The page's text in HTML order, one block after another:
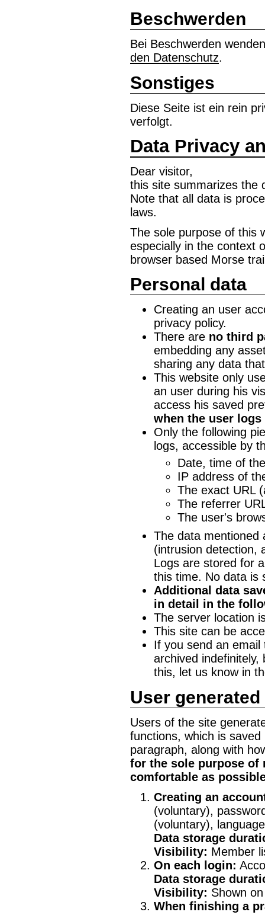
Beschwerden
Bei Beschwerden
den Datenschutz.
Sonstiges
Diese Seite ist ein rein
verfolgt.
Data Privacy
Dear visitor,
this site summarizes the
Note that all data is
laws.
The sole purpose of this
especially in the context
browser based Morse
Personal data
Creating an user
privacy policy.
There are no third
embedding any
sharing any data
This website only
an user during his
access his saved
when the user logs
Only the following
logs, accessible by
Date, time of
IP address of
The exact URL
The referrer
The user's
The data mentioned
(intrusion detection,
Logs are stored for
this time. No data is
Additional data
in detail in the
The server location
This site can be
If you send an email
archived
this, let us know in
User generated
Users of the site
functions, which is
paragraph, along with
for the sole purpose of
comfortable as
Creating an
(voluntary),
(voluntary),
Data storage
Visibility: Member
On each login:
Data storage
Visibility: Shown
When finishing a